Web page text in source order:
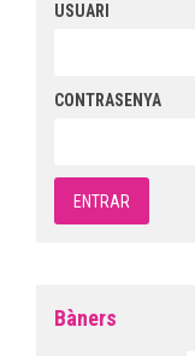
USUARI
CONTRASENYA
Bàners